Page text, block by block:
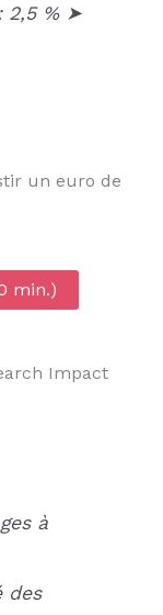
2,5 % ➤
un euro de
min.)
Impact
à
des